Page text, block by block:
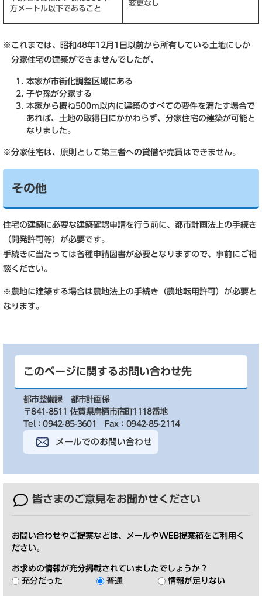
方メートル以下であること
変更なし
※これまでは、昭和48年12月1日以前から所有している土地にしか
分家住宅の建築ができませんでしたが、
本家が市街化調整区域にある
子や孫が分家する
本家から概ね500ｍ以内に建築のすべての要件を満たす場合で
あれば、土地の取得日にかかわらず、分家住宅の建築が可能と
なりました。
※分家住宅は、原則として第三者への貸借や売買はできません。
その他
住宅の建築に必要な建築確認申請を行う前に、都市計画法上の手続き
（開発許可等）が必要です。
手続きに当たっては各種申請図書が必要となりますので、事前にご相
談ください。
※農地に建築する場合は農地法上の手続き（農地転用許可）が必要と
なります。
このページに関するお問い合わせ先
都市整備課
都市計画係
〒841-8511 佐賀県鳥栖市宿町1118番地
Tel：0942-85-3601
Fax：0942-85-2114
メールでのお問い合わせ
皆さまのご意見をお聞かせください
お問い合わせやご提案などは、メールやWEB提案箱をご利用く
ださい。
お求めの情報が充分掲載されていましたでしょうか？
充分だった
普通 情報が足りない